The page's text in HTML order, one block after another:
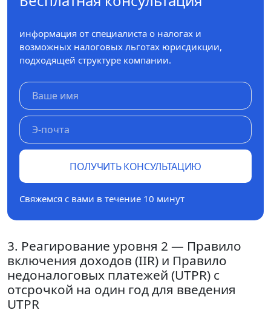
информация от специалиста о налогах и
возможных налоговых льготах юрисдикции,
подходящей структуре компании.
ПОЛУЧИТЬ КОНСУЛЬТАЦИЮ
Свяжемся с вами в течение 10 минут
3. Реагирование уровня 2 — Правило
включения доходов (IIR) и Правило
недоналоговых платежей (UTPR) с
отсрочкой на один год для введения
UTPR